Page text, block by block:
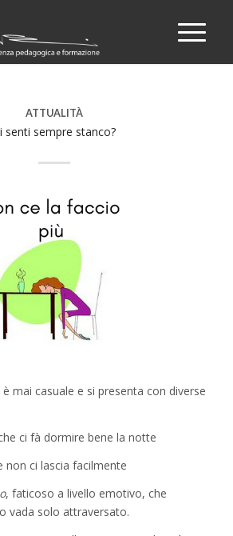
ATTUALITÀ
senti sempre stanco?
mai casuale e si presenta con diverse
ci fà dormire bene la notte
non ci lascia facilmente
, faticoso a livello emotivo, che
vada solo attraversato.